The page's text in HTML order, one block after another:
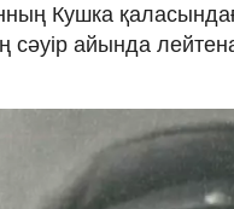
Кушка
сəуір айында